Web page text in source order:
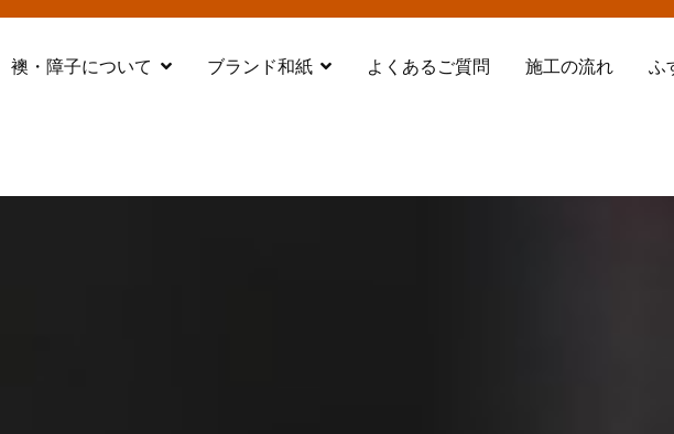
襖・障子について ブランド和紙 よくあるご質問 施工の流れ ふ